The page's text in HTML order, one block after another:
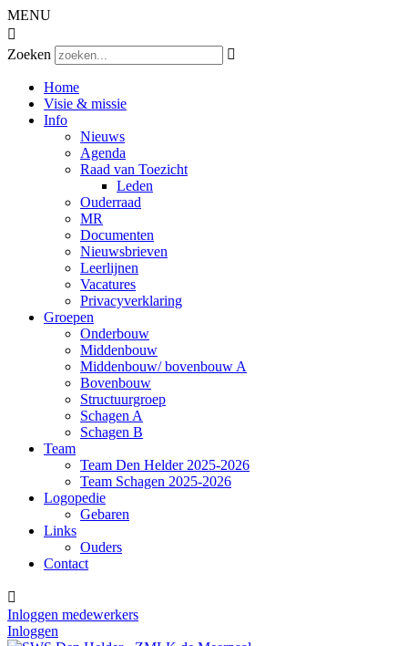
MENU

Zoeken

Home
Visie & missie
Info
Nieuws
Agenda
Raad van Toezicht
Leden
Ouderraad
MR
Documenten
Nieuwsbrieven
Leerlijnen
Vacatures
Privacyverklaring
Groepen
Onderbouw
Middenbouw
Middenbouw/ bovenbouw A
Bovenbouw
Structuurgroep
Schagen A
Schagen B
Team
Team Den Helder 2025-2026
Team Schagen 2025-2026
Logopedie
Gebaren
Links
Ouders
Contact

Inloggen medewerkers
Inloggen